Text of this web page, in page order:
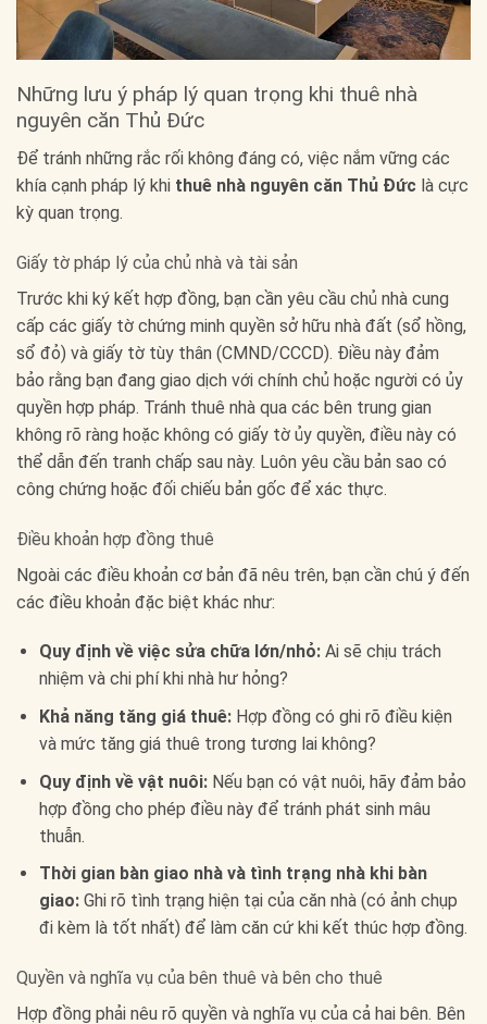
Những lưu ý pháp lý quan trọng khi thuê nhà
nguyên căn Thủ Đức
Để tránh những rắc rối không đáng có, việc nắm vững các
khía cạnh pháp lý khi thuê nhà nguyên căn Thủ Đức là cực
kỳ quan trọng.
Giấy tờ pháp lý của chủ nhà và tài sản
Trước khi ký kết hợp đồng, bạn cần yêu cầu chủ nhà cung
cấp các giấy tờ chứng minh quyền sở hữu nhà đất (sổ hồng,
sổ đỏ) và giấy tờ tùy thân (CMND/CCCD). Điều này đảm
bảo rằng bạn đang giao dịch với chính chủ hoặc người có ủy
quyền hợp pháp. Tránh thuê nhà qua các bên trung gian
không rõ ràng hoặc không có giấy tờ ủy quyền, điều này có
thể dẫn đến tranh chấp sau này. Luôn yêu cầu bản sao có
công chứng hoặc đối chiếu bản gốc để xác thực.
Điều khoản hợp đồng thuê
Ngoài các điều khoản cơ bản đã nêu trên, bạn cần chú ý đến
các điều khoản đặc biệt khác như:
Quy định về việc sửa chữa lớn/nhỏ:Ai sẽ chịu trách
nhiệm và chi phí khi nhà hư hỏng?
Khả năng tăng giá thuê:Hợp đồng có ghi rõ điều kiện
và mức tăng giá thuê trong tương lai không?
Quy định về vật nuôi:Nếu bạn có vật nuôi, hãy đảm bảo
hợp đồng cho phép điều này để tránh phát sinh mâu
thuẫn.
Thời gian bàn giao nhà và tình trạng nhà khi bàn
giao:Ghi rõ tình trạng hiện tại của căn nhà (có ảnh chụp
đi kèm là tốt nhất) để làm căn cứ khi kết thúc hợp đồng.
Quyền và nghĩa vụ của bên thuê và bên cho thuê
Hợp đồng phải nêu rõ quyền và nghĩa vụ của cả hai bên. Bên